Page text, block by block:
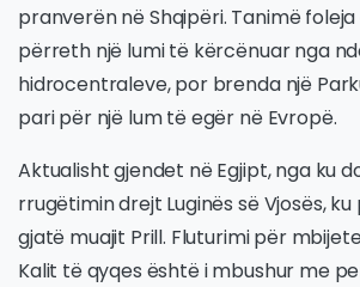
pranverën në Shqipëri. Tanimë
përreth një lumi të kërcënuar nga
hidrocentraleve, por brenda një
pari për një lum të egër në Evropë.
Aktualisht gjendet në Egjipt, nga ku
rrugëtimin drejt Luginës së Vjosës,
gjatë muajit Prill. Fluturimi për
Kalit të qyqes është i mbushur me